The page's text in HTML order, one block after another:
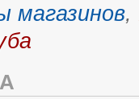
магазинов,